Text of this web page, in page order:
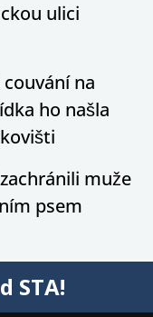
ulici
na
ho našla
muže
psem
STA!